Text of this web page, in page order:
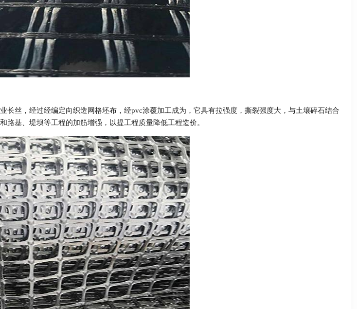
长丝，经过经编定向织造网格坯布，经pvc涂覆加工成为，它具有拉强度，撕裂强度大，与土壤碎石结合
路基、堤坝等工程的加筋增强，以提工程质量降低工程造价。